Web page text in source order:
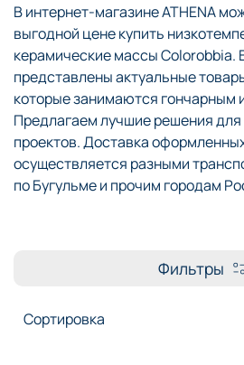
В интернет-магазине ATHENA
выгодной цене купить
керамические массы Colorobbia.
представлены актуальные
которые занимаются гончарным
Предлагаем лучшие решения
проектов. Доставка
осуществляется разными
по Бугульме и прочим городам
Фильтры